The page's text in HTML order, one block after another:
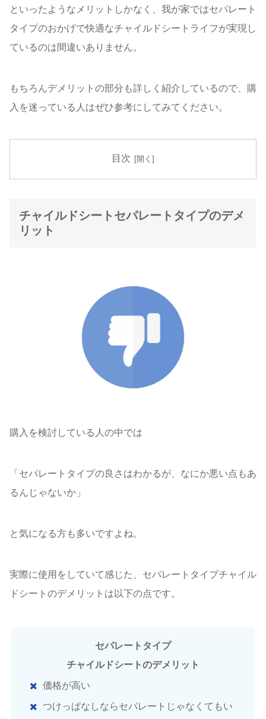
といったようなメリットしかなく、我が家ではセパレート
タイプのおかげで快適なチャイルドシートライフが実現し
ているのは間違いありません。
もちろんデメリットの部分も詳しく紹介しているので、購
入を迷っている人はぜひ参考にしてみてください。
目次
チャイルドシートセパレートタイプのデメ
リット
購入を検討している人の中では
「セパレートタイプの良さはわかるが、なにか悪い点もあ
るんじゃないか」
と気になる方も多いですよね。
実際に使用をしていて感じた、セパレートタイプチャイル
ドシートのデメリットは以下の点です。
セパレートタイプ
チャイルドシートのデメリット
価格が高い
つけっぱなしならセパレートじゃなくてもい